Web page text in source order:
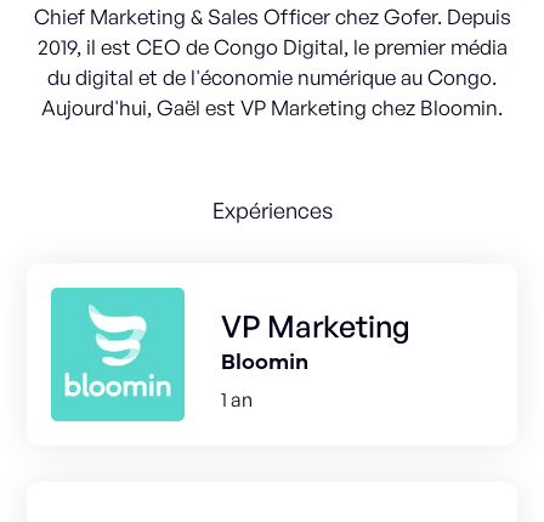
Chief Marketing & Sales Officer chez Gofer. Depuis
2019, il est CEO de Congo Digital, le premier média
du digital et de l'économie numérique au Congo.
Aujourd'hui, Gaël est VP Marketing chez Bloomin.
Expériences
VP Marketing
Bloomin
1 an